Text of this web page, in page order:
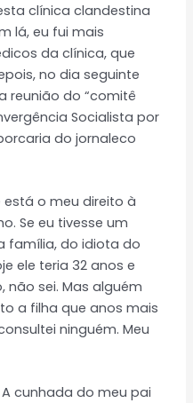
clínica clandestina
lá, eu fui mais
da clínica, que
no dia seguinte
reunião do “comitê
Socialista por
do jornaleco
está o meu direito à
Se eu tivesse um
família, do idiota do
ele teria 32 anos e
não sei. Mas alguém
a filha que anos mais
ninguém. Meu
cunhada do meu pai